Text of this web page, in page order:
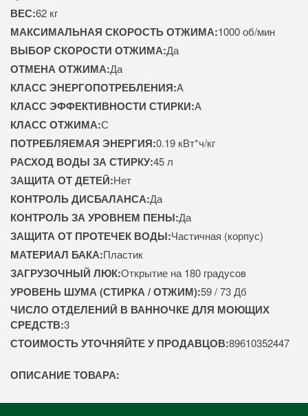
ВЕС:62 кг
МАКСИМАЛЬНАЯ СКОРОСТЬ ОТЖИМА:1000 об/мин
ВЫБОР СКОРОСТИ ОТЖИМА:Да
ОТМЕНА ОТЖИМА:Да
КЛАСС ЭНЕРГОПОТРЕБЛЕНИЯ:A
КЛАСС ЭФФЕКТИВНОСТИ СТИРКИ:A
КЛАСС ОТЖИМА:С
ПОТРЕБЛЯЕМАЯ ЭНЕРГИЯ:0.19 кВт*ч/кг
РАСХОД ВОДЫ ЗА СТИРКУ:45 л
ЗАЩИТА ОТ ДЕТЕЙ:Нет
КОНТРОЛЬ ДИСБАЛАНСА:Да
КОНТРОЛЬ ЗА УРОВНЕМ ПЕНЫ:Да
ЗАЩИТА ОТ ПРОТЕЧЕК ВОДЫ:Частичная (корпус)
МАТЕРИАЛ БАКА:Пластик
ЗАГРУЗОЧНЫЙ ЛЮК:Открытие на 180 градусов
УРОВЕНЬ ШУМА (СТИРКА / ОТЖИМ):59 / 73 Дб
ЧИСЛО ОТДЕЛЕНИЙ В ВАННОЧКЕ ДЛЯ МОЮЩИХ
СРЕДСТВ:3
СТОИМОСТЬ УТОЧНЯЙТЕ У ПРОДАВЦОВ:89610352447
ОПИСАНИЕ ТОВАРА: